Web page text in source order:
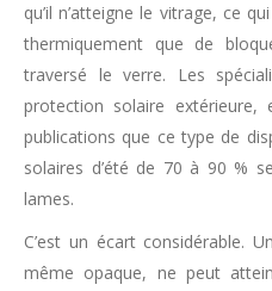
qu’il n’atteigne le vitrage, ce
thermiquement que de
traversé le verre. Les
protection solaire extérieure,
publications que ce type de
solaires d’été de 70 à 90 %
lames.
C’est un écart considérable.
même opaque, ne peut